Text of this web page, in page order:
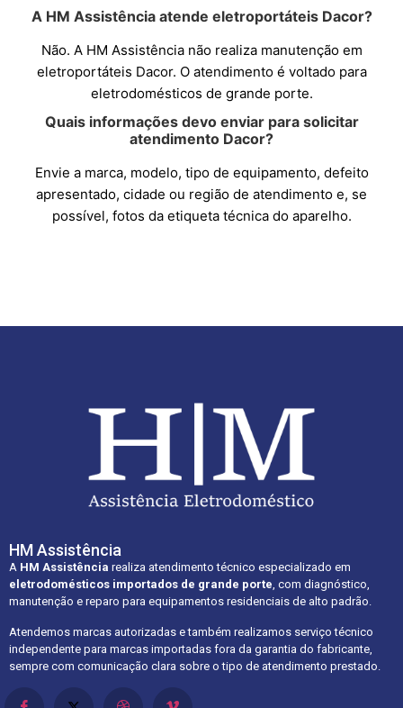
A HM Assistência atende eletroportáteis Dacor?
Não. A HM Assistência não realiza manutenção em
eletroportáteis Dacor. O atendimento é voltado para
eletrodomésticos de grande porte.
Quais informações devo enviar para solicitar
atendimento Dacor?
Envie a marca, modelo, tipo de equipamento, defeito
apresentado, cidade ou região de atendimento e, se
possível, fotos da etiqueta técnica do aparelho.
HM Assistência
A HM Assistência realiza atendimento técnico especializado em
eletrodomésticos importados de grande porte, com diagnóstico,
manutenção e reparo para equipamentos residenciais de alto padrão.
Atendemos marcas autorizadas e também realizamos serviço técnico
independente para marcas importadas fora da garantia do fabricante,
sempre com comunicação clara sobre o tipo de atendimento prestado.